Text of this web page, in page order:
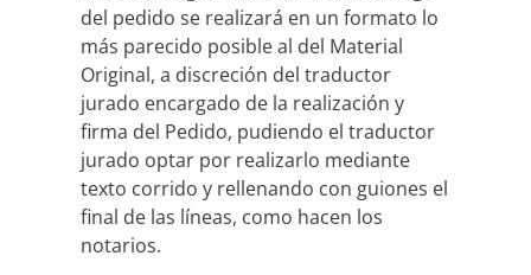
del pedido se realizará en un formato lo
más parecido posible al del Material
Original, a discreción del traductor
jurado encargado de la realización y
firma del Pedido, pudiendo el traductor
jurado optar por realizarlo mediante
texto corrido y rellenando con guiones el
final de las líneas, como hacen los
notarios.